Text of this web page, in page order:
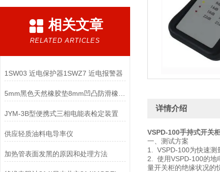
相关文章
RELATED ARTICLES
1SW03 近电保护器1SWZ7 近电报警器
JYM-3B型便携式三相电能表检定装置
供应轻质油料电导率仪
加热管表面发黑的原因和处理方法
详情介绍
VSPD-100手持式开关
一、测试方案
1. VSPD-100为快速测
2. 使用VSPD-100的地
量开关柜的绝缘状况的